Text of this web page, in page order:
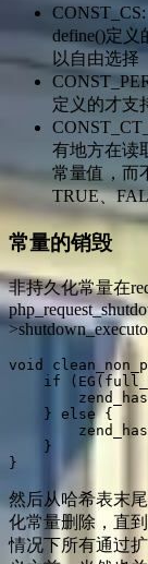
define()定
以自由选择
定义的才支
有地方在读
常量值，而
TRUE、
常量的销毁
非持久化常量在
void
if
    } else {
    }
}
然后从哈希表末尾
化常量删除，直
情况下所有通过